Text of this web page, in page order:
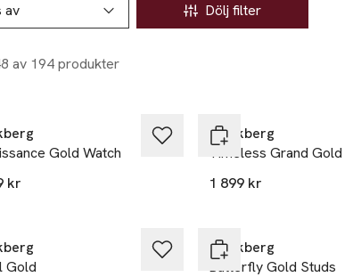
av Dölj filter
av 194 produkter
Gold Watch
kr
Mockberg
Timeless Grand Gold
1 899 kr
Gold
Mockberg
Butterfly Gold Studs